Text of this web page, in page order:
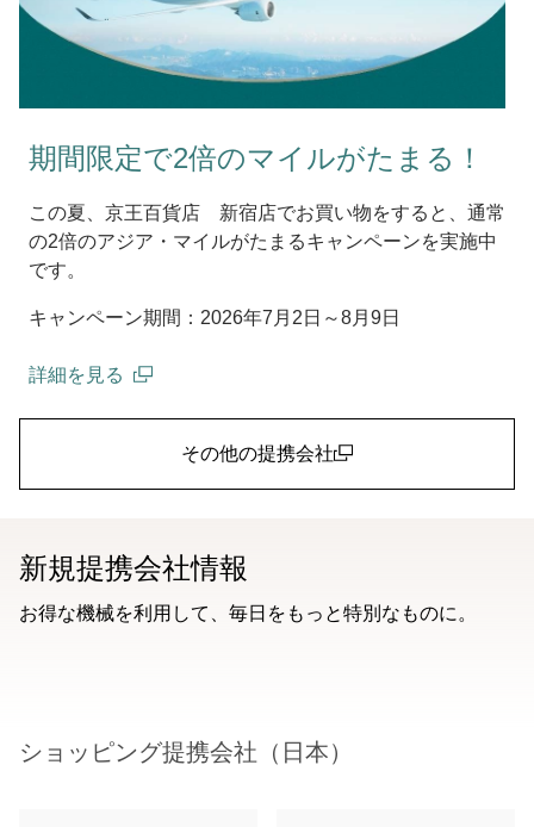
期間限定で2倍のマイルがたまる！
この夏、京王百貨店 新宿店でお買い物をすると、通常
の2倍のアジア・マイルがたまるキャンペーンを実施中
です。
キャンペーン期間：2026年7月2日～8月9日
詳細を見る
その他の提携会社
新規提携会社情報
お得な機械を利用して、毎日をもっと特別なものに。
ショッピング提携会社（日本）